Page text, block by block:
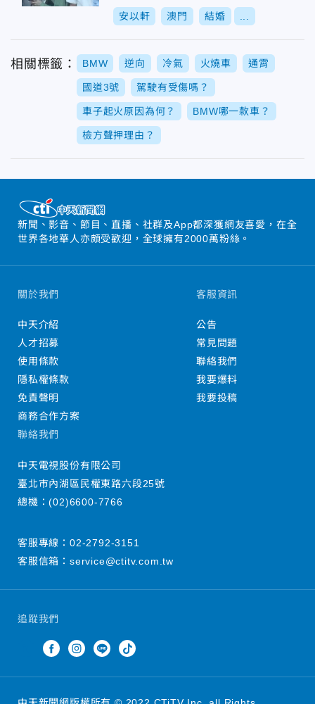
麟也現身
安以軒 澳門 結婚
相關標籤： BMW 逆向 冷氣 火燒車 通霄
國道3號 駕駛有受傷嗎？
車子起火原因為何？ BMW哪一款車？
檢方聲押理由？
新聞、影音、節目、直播、社群及App都深獲網友喜愛，在全
世界各地華人亦頗受歡迎，全球擁有2000萬粉絲。
追蹤我們
關於我們
中天介紹
人才招募
使用條款
隱私權條款
免責聲明
商務合作方案
客服資訊
公告
常見問題
聯絡我們
我要爆料
我要投稿
聯絡我們
中天電視股份有限公司
臺北市內湖區民權東路六段25號
總機：(02)6600-7766
客服專線： 02-2792-3151
客服信箱： service@ctitv.com.tw